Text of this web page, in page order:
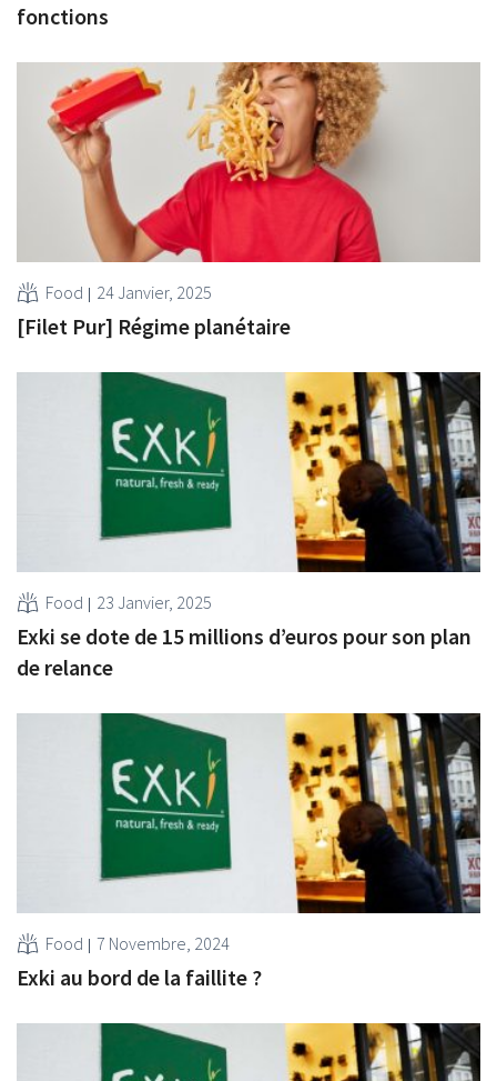
fonctions
Food 24 Janvier, 2025
[Filet Pur] Régime planétaire
Food 23 Janvier, 2025
Exki se dote de 15 millions d’euros pour son plan
de relance
Food 7 Novembre, 2024
Exki au bord de la faillite ?